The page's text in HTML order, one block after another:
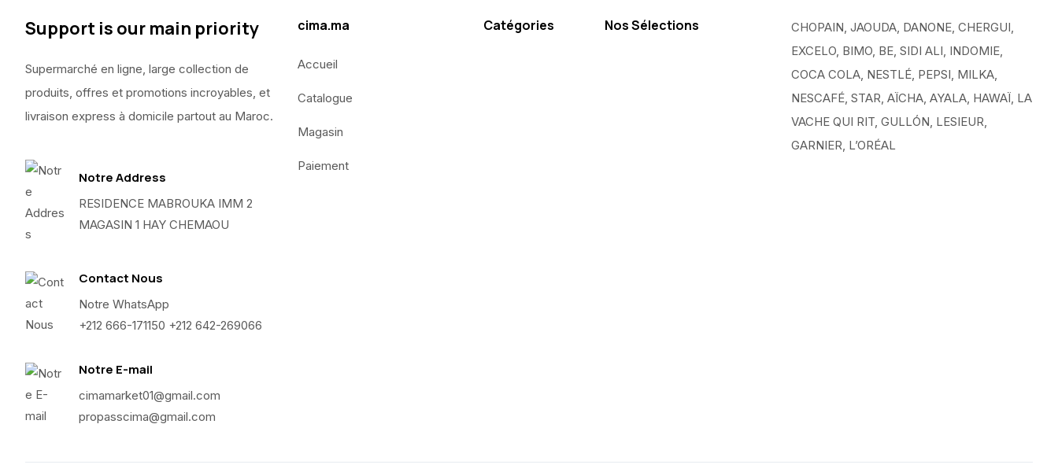
Support is our main priority
Supermarché en ligne, large collection de
produits, offres et promotions incroyables, et
livraison express à domicile partout au Maroc.
Notre Address
RESIDENCE MABROUKA IMM 2
MAGASIN 1 HAY CHEMAOU
Contact Nous
Notre WhatsApp
+212 666-171150 +212 642-269066
Notre E-mail
cimamarket01@gmail.com
propasscima@gmail.com
cima.ma
Accueil
Catalogue
Magasin
Paiement
Catégories Nos Sélections
CHOPAIN, JAOUDA, DANONE, CHERGUI,
EXCELO, BIMO, BE, SIDI ALI, INDOMIE,
COCA COLA, NESTLÉ, PEPSI, MILKA,
NESCAFÉ, STAR, AÏCHA, AYALA, HAWAÏ, LA
VACHE QUI RIT, GULLÓN, LESIEUR,
GARNIER, L’ORÉAL